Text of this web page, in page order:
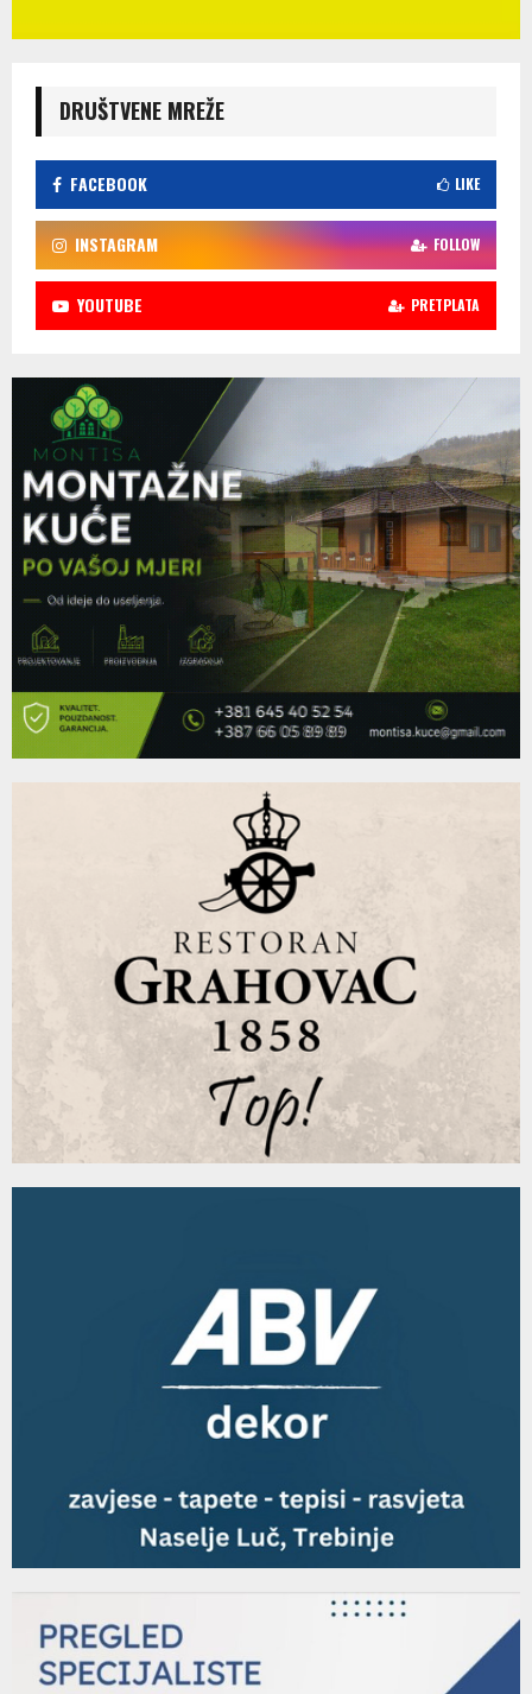
DRUŠTVENE MREŽE
FACEBOOK LIKE
INSTAGRAM FOLLOW
YOUTUBE PRETPLATA